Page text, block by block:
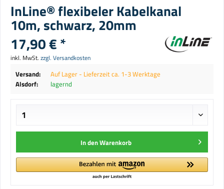
InLine® flexibeler Kabelkanal
10m, schwarz, 20mm
17,90 € *
inkl. MwSt. zzgl. Versandkosten
Versand:
Auf Lager - Lieferzeit ca. 1-3 Werktage
Alsdorf:
lagernd
In denWarenkorb